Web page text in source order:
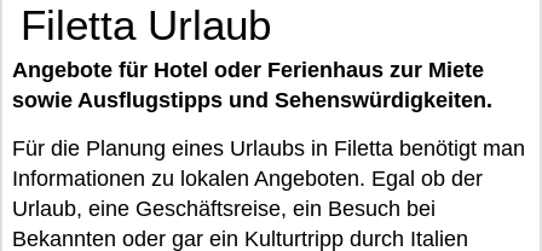
Filetta Urlaub
Angebote für Hotel oder Ferienhaus zur Miete
sowie Ausflugstipps und Sehenswürdigkeiten.
Für die Planung eines Urlaubs in Filetta benötigt man
Informationen zu lokalen Angeboten. Egal ob der
Urlaub, eine Geschäftsreise, ein Besuch bei
Bekannten oder gar ein Kulturtripp durch Italien